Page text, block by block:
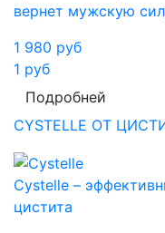
вернет мужскую
1 980 руб
1 руб
Подробней
CYSTELLE ОТ
Cystelle –
цистита